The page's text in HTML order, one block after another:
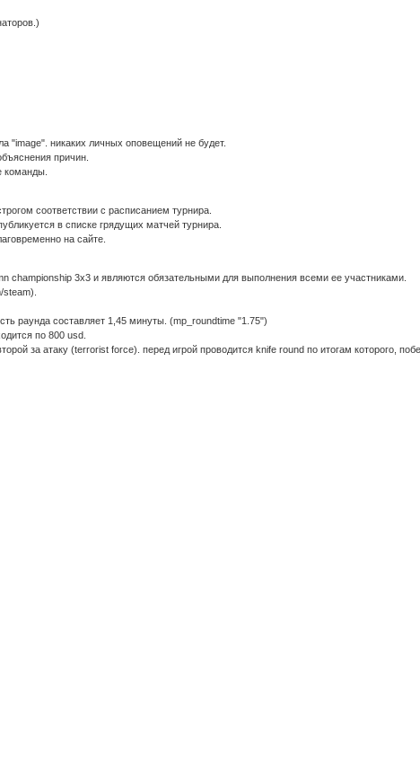
"image". никаких личных оповещений не будет.
причин.
команды.
соответствии с расписанием турнира.
в списке грядущих матчей турнира.
на сайте.
3x3 и являются обязательными для выполнения всеми ее участниками.
раунда составляет 1,45 минуты. (mp_roundtime "1.75")
по 800 usd.
за атаку (terrorist force). перед игрой проводится knife round по итогам которого,